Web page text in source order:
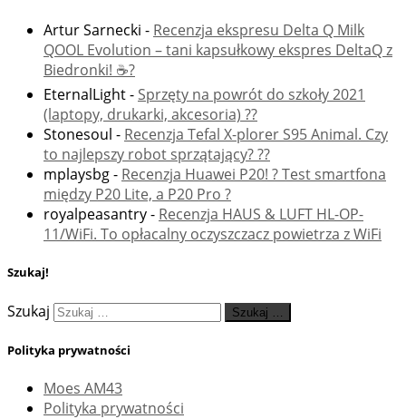
Artur Sarnecki - Recenzja ekspresu Delta Q Milk
QOOL Evolution – tani kapsułkowy ekspres DeltaQ z
Biedronki! ☕️?
EternalLight- Sprzęty na powrót do szkoły 2021
(laptopy, drukarki, akcesoria) ??
Stonesoul - Recenzja Tefal X-plorer S95 Animal. Czy
to najlepszy robot sprzątający? ??
mplaysbg- Recenzja Huawei P20! ? Test smartfona
między P20 Lite, a P20 Pro ?
royalpeasantry- Recenzja HAUS & LUFT HL-OP-
11/WiFi. To opłacalny oczyszczacz powietrza z WiFi
Szukaj!
Szukaj Szukaj …
Polityka prywatności
Moes AM43
Polityka prywatności